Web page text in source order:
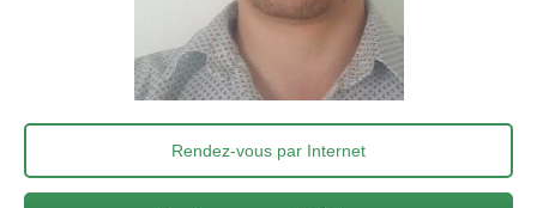
Rendez-vous par Internet